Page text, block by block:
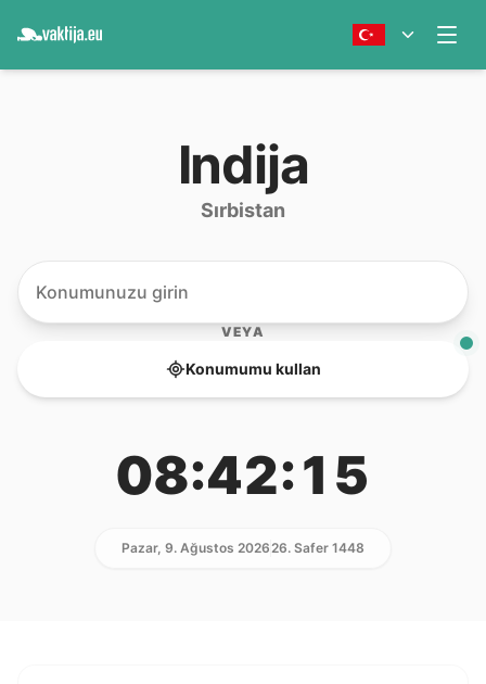
Indija
Sırbistan
VEYA
Konumumu kullan
08:42:15
Pazar, 9. Ağustos 202626. Safer 1448